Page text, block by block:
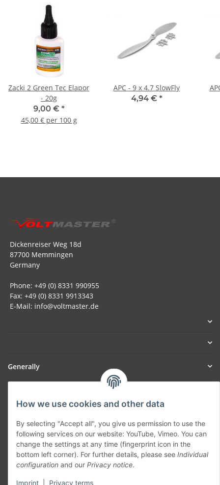
How we use cookies and other data
By selecting "Accept all", you give us permission to use the
following services on our website: YouTube, Vimeo. You can
change the settings at any time (fingerprint icon in the
bottom left corner). For further details, please see Individual
configuration and our Privacy notice.
Imprint Privacy terms
Zacki 2 Green Tec Elapor
- 20g
9,00 € *
45,00 € per 100 g
APC - 9 x 4.7 SlowFly
4,94 € *
Dickenreiser Weg 18d
87700 Memmingen
Germany
Phone: +49 (0) 8331 990955
Fax: +49 (0) 8331 9913343
E-Mail: info@voltmaster.de
Generally
Withdraw contract